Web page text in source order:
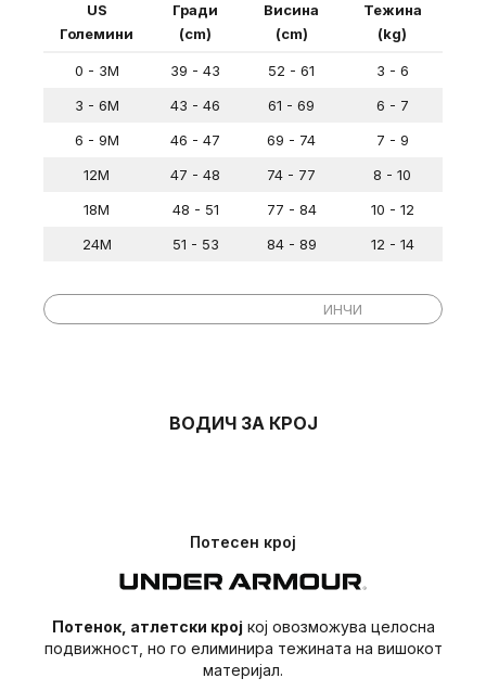
US
Големини
Гради
(cm)
Висина
(cm)
Тежина
(kg)
0 - 3M 39 - 43 52 - 61
3 - 6
3 - 6M
43 - 46 61 - 69
6 - 7
6 - 9M
46 - 47 69 - 74
7 - 9
12M
47 - 48 74 - 77
8 - 10
18M
48 - 51 77 - 84
10 - 12
24M
51 - 53 84 - 89 12 - 14
US
Гради
Струк
Колкови
Висина
26
24
32.5
30
31 - 34
YXL 18 -
20
32.5 -
35.5
30 -
33
34 - 37 65 - 70
ИНЧИ
ВОДИЧ ЗА КРОЈ
Потесен крој
Потенок, атлетски крој кој овозможува целосна
подвижност, но го елиминира тежината на вишокот
материјал.